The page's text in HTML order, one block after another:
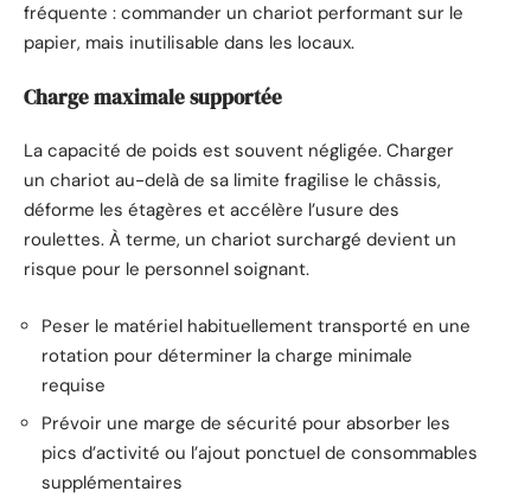
fréquente : commander un chariot performant sur le
papier, mais inutilisable dans les locaux.
Charge maximale supportée
La capacité de poids est souvent négligée. Charger
un chariot au-delà de sa limite fragilise le châssis,
déforme les étagères et accélère l’usure des
roulettes. À terme, un chariot surchargé devient un
risque pour le personnel soignant.
Peser le matériel habituellement transporté en une
rotation pour déterminer la charge minimale
requise
Prévoir une marge de sécurité pour absorber les
pics d’activité ou l’ajout ponctuel de consommables
supplémentaires